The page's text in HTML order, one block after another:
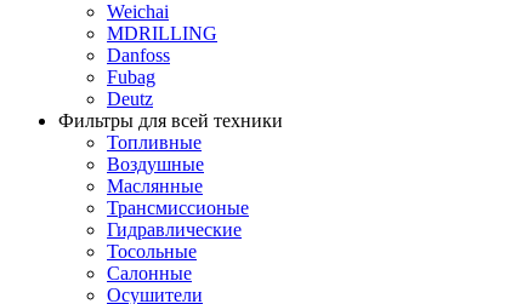
Weichai
MDRILLING
Danfoss
Fubag
Deutz
Фильтры для всей техники
Топливные
Воздушные
Маслянные
Трансмиссионые
Гидравлические
Тосольные
Салонные
Осушители